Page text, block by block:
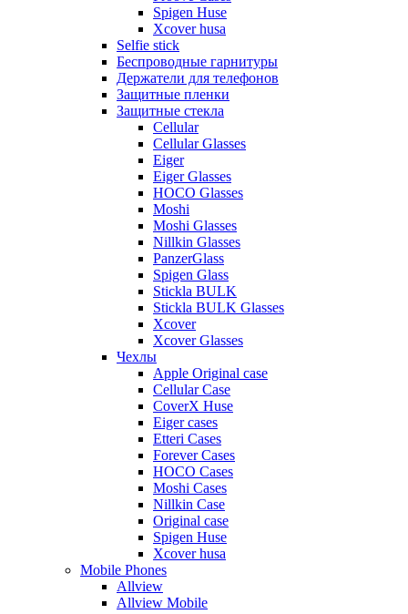
Spigen Huse
Xcover husa
Selfie stick
Беспроводные гарнитуры
Держатели для телефонов
Защитные пленки
Защитные стекла
Cellular
Cellular Glasses
Eiger
Eiger Glasses
HOCO Glasses
Moshi
Moshi Glasses
Nillkin Glasses
PanzerGlass
Spigen Glass
Stickla BULK
Stickla BULK Glasses
Xcover
Xcover Glasses
Чехлы
Apple Original case
Cellular Case
CoverX Huse
Eiger cases
Etteri Cases
Forever Cases
HOCO Cases
Moshi Cases
Nillkin Case
Original case
Spigen Huse
Xcover husa
Mobile Phones
Allview
Allview Mobile